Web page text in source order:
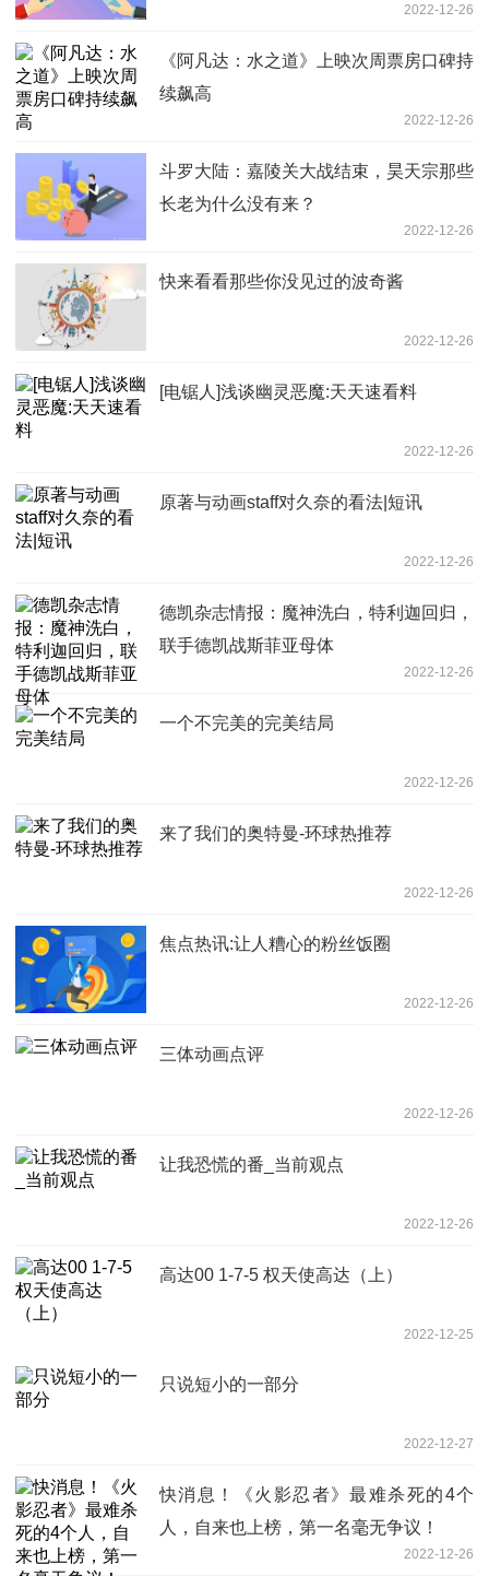
2022-12-26
《阿凡达：水之道》上映次周票房口碑持
续飙高
2022-12-26
斗罗大陆：嘉陵关大战结束，昊天宗那些
长老为什么没有来？
2022-12-26
快来看看那些你没见过的波奇酱
2022-12-26
[电锯人]浅谈幽灵恶魔:天天速看料
2022-12-26
原著与动画staff对久奈的看法|短讯
2022-12-26
德凯杂志情报：魔神洗白，特利迦回归，
联手德凯战斯菲亚母体
2022-12-26
一个不完美的完美结局
2022-12-26
来了我们的奥特曼-环球热推荐
2022-12-26
焦点热讯:让人糟心的粉丝饭圈
2022-12-26
三体动画点评
2022-12-26
让我恐慌的番_当前观点
2022-12-26
高达00 1-7-5 权天使高达（上）
2022-12-25
只说短小的一部分
2022-12-27
快消息！《火影忍者》最难杀死的4个
人，自来也上榜，第一名毫无争议！
2022-12-26